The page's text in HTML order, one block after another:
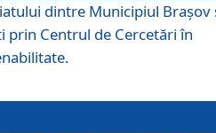
dintre Municipiul Brașov
prin Centrul de Cercetări în